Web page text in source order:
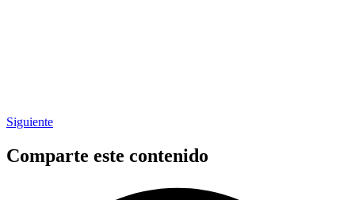
Siguiente
Comparte este contenido